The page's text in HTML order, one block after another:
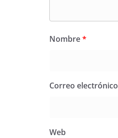
Nombre*
Correo electrónico
Web